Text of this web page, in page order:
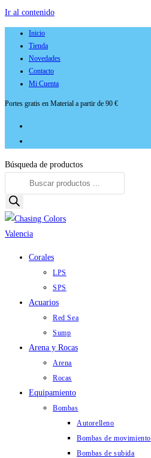
Ir al contenido
Inicio
Tienda
Novedades
Contacto
Mi Cuenta
Portes gratis en Material a partir de 90 €
Búsqueda de productos
Corales
LPS
SPS
Acuarios
Red Sea
Sump
Arena y Rocas
Arena
Rocas
Equipamiento
Bombas
Autorelleno
Bombas de movimiento
Bombas de subida